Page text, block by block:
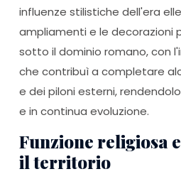
influenze stilistiche dell'era
ampliamenti e le decorazioni
sotto il dominio romano, con
che contribuì a completare
e dei piloni esterni,
e in continua evoluzione.
Funzione religiosa
il territorio